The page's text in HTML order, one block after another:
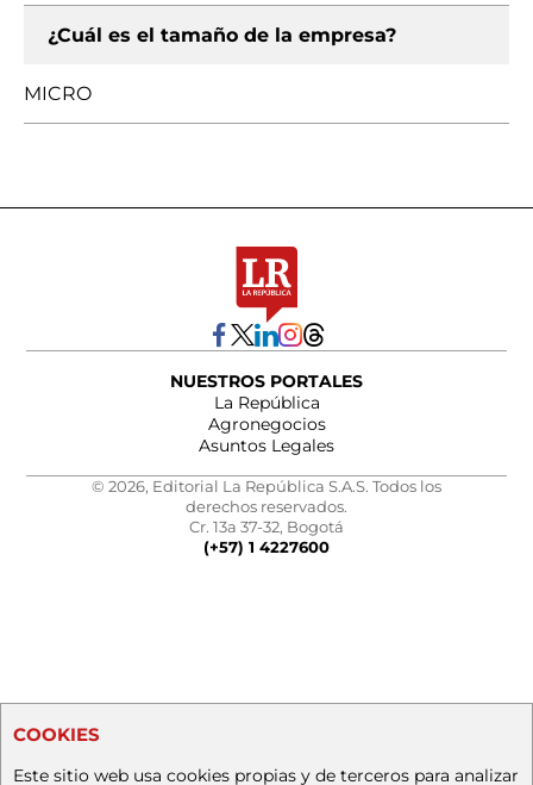
¿Cuál es el tamaño de la empresa?
MICRO
NUESTROS PORTALES
La República
Agronegocios
Asuntos Legales
© 2026, Editorial La República S.A.S. Todos los
derechos reservados.
Cr. 13a 37-32, Bogotá
(+57) 1 4227600
COOKIES
Este sitio web usa cookies propias y de terceros para analizar